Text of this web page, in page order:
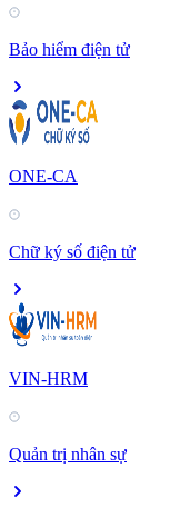
Bảo hiểm điện tử
ONE-CA
Chữ ký số điện tử
VIN-HRM
Quản trị nhân sự